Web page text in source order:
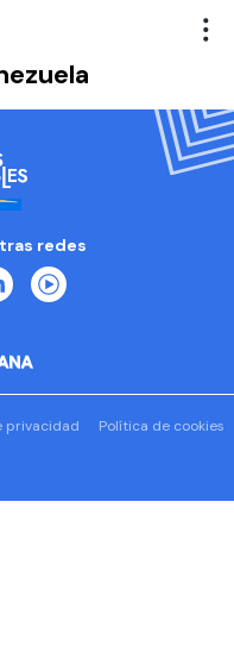
redes
privacidad
Política de cookies